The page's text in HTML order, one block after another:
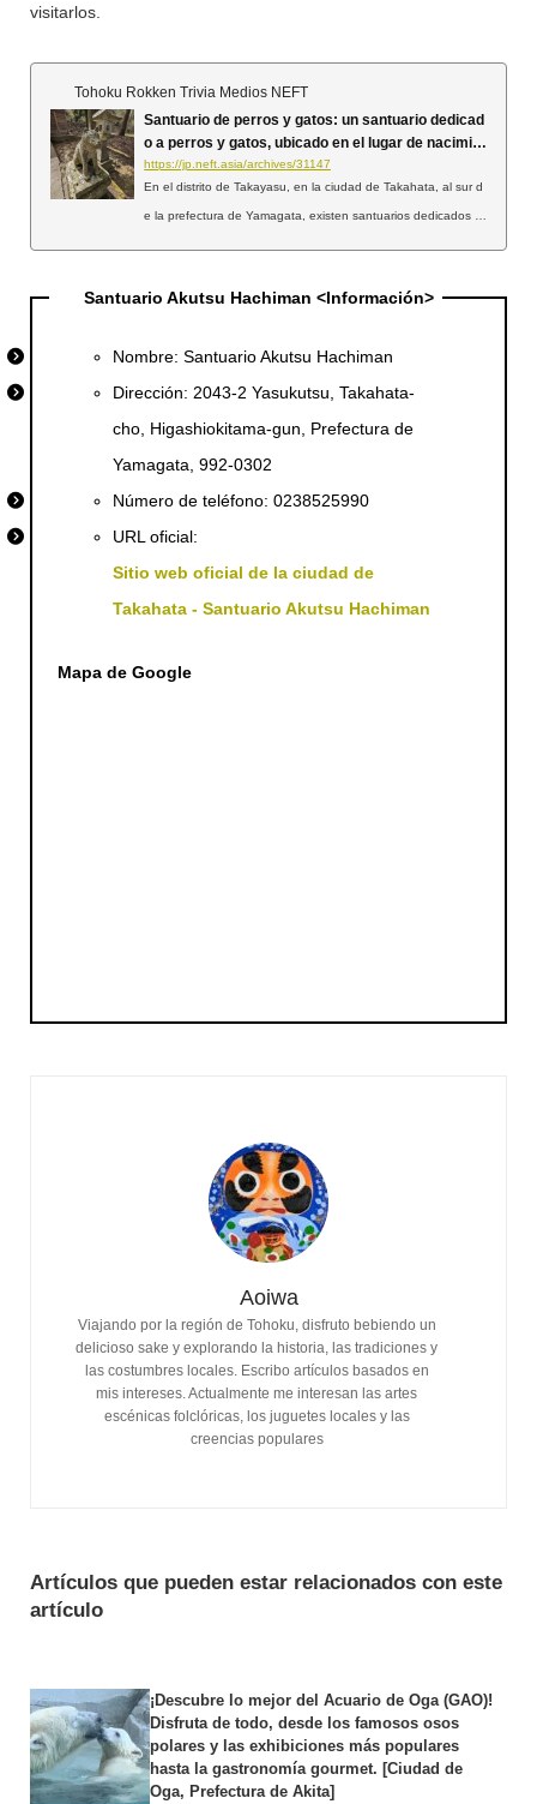
visitarlos.
Tohoku Rokken Trivia Medios NEFT
Santuario de perros y gatos: un santuario dedicad
o a perros y gatos, ubicado en el lugar de nacimie
nto del legendario perro japonés, el perro Takayas
u [Prefectura de Yamagata]
https://jp.neft.asia/archives/31147
En el distrito de Takayasu, en la ciudad de Takahata, al sur d
e la prefectura de Yamagata, existen santuarios dedicados a
antuario del Gato" en el distrito de Takayasu, en la ciudad de
tinto "Takayasu Inu". El Takayasu Inu (perro Takayasu) era un
a especie de perro japonés que antiguamente se criaba en el
dice que se extinguió a principios del período Showa. Existe
muy poca documentación sobre el Takayasu Inu, y sus caract
erísticas se transmiten oralmente, incluyendo las siguientes...
Santuario Akutsu Hachiman <Información>
Nombre: Santuario Akutsu Hachiman
Dirección: 2043-2 Yasukutsu, Takahata-
cho, Higashiokitama-gun, Prefectura de
Yamagata, 992-0302
Número de teléfono: 0238525990
URL oficial:
Sitio web oficial de la ciudad de
Takahata - Santuario Akutsu Hachiman
Mapa de Google
Aoiwa
Viajando por la región de Tohoku, disfruto bebiendo un
delicioso sake y explorando la historia, las tradiciones y
las costumbres locales. Escribo artículos basados ​​en
mis intereses. Actualmente me interesan las artes
escénicas folclóricas, los juguetes locales y las
creencias populares
Artículos que pueden estar relacionados con este
artículo
¡Descubre lo mejor del Acuario de Oga (GAO)!
Disfruta de todo, desde los famosos osos
polares y las exhibiciones más populares
hasta la gastronomía gourmet. [Ciudad de
Oga, Prefectura de Akita]